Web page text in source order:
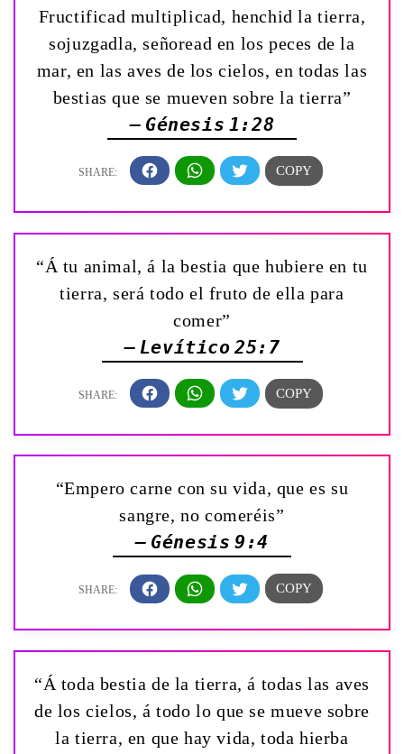
Fructificad multiplicad, henchid la tierra,
sojuzgadla, señoread en los peces de la
mar, en las aves de los cielos, en todas las
bestias que se mueven sobre la tierra”
— Génesis 1:28
“Á tu animal, á la bestia que hubiere en tu
tierra, será todo el fruto de ella para
comer”
— Levítico 25:7
“Empero carne con su vida, que es su
sangre, no comeréis”
— Génesis 9:4
“Á toda bestia de la tierra, á todas las aves
de los cielos, á todo lo que se mueve sobre
la tierra, en que hay vida, toda hierba